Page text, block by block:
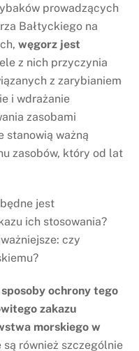
prowadzących
Bałtyckiego na
węgorz jest
z nich przyczynia
z zarybianiem
i wdrażanie
zasobami
stanowią ważną
zasobów, który od lat
jest
ich stosowania?
czy
ochrony tego
zakazu
morskiego w
są również szczególnie